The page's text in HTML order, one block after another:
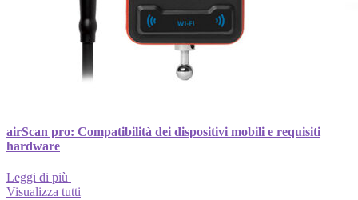
airScan pro: Compatibilità dei dispositivi mobili e requisiti
hardware
Leggi di più
Visualizza tutti